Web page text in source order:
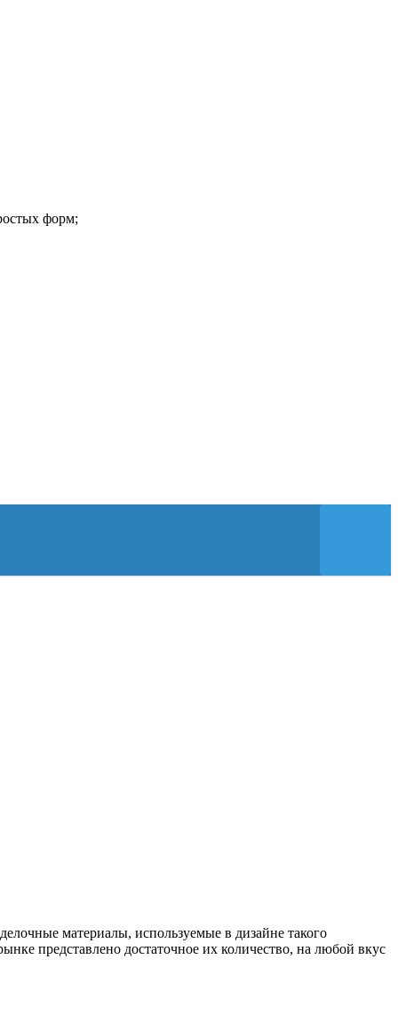
форм;
материалы, используемые в дизайне такого
представлено достаточное их количество, на любой вкус